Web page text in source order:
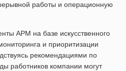
работы и операционную
APM на базе искусственного
и приоритизации
рекомендациями по
работников компании могут